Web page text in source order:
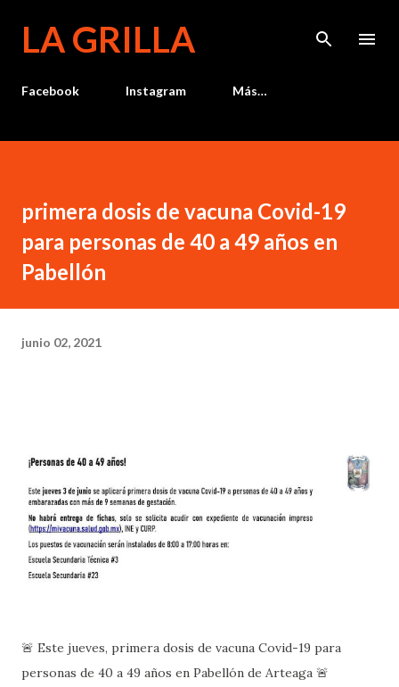
LA GRILLA
Facebook Instagram Más…
primera dosis de vacuna Covid-19
para personas de 40 a 49 años en
Pabellón
junio 02, 2021
🚨 Este jueves, primera dosis de vacuna Covid-19 para
personas de 40 a 49 años en Pabellón de Arteaga 🚨